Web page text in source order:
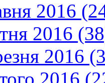
2016
2016
2016
2016